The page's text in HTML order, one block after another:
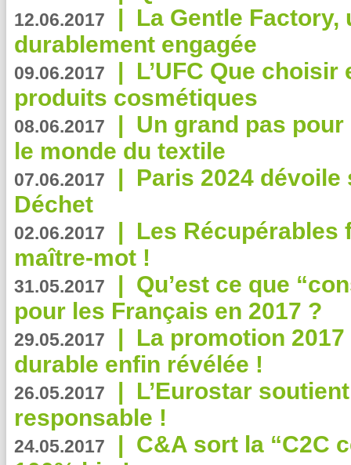
12.06.2017 | La Gentle
durablement engagée
09.06.2017 | L’UFC Que
produits cosmétiques
08.06.2017 | Un grand pas
le monde du textile
07.06.2017 | Paris 2024
Déchet
02.06.2017 | Les Récupérables
maître-mot !
31.05.2017 | Qu’est ce que
pour les Français en 2017 ?
29.05.2017 | La promotion
durable enfin révélée !
26.05.2017 | L’Eurostar
responsable !
24.05.2017 | C&A sort la “C2C